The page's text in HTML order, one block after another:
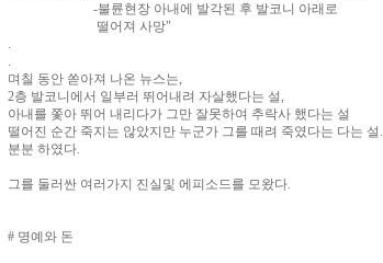
-불륜현장 아내에 발각된 후 발코니 아래로
떨어져 사망"
.
.
며칠 동안 쏟아져 나온 뉴스는,
2층 발코니에서 일부러 뛰어내려 자살했다는 설,
아내를 쫓아 뛰어 내리다가 그만 잘못하여 추락사 했다는 설
떨어진 순간 죽지는 않았지만 누군가 그를 때려 죽였다는 다는 설.
분분 하였다.
그를 둘러싼 여러가지 진실및 에피소드를 모왔다.
# 명예와 돈